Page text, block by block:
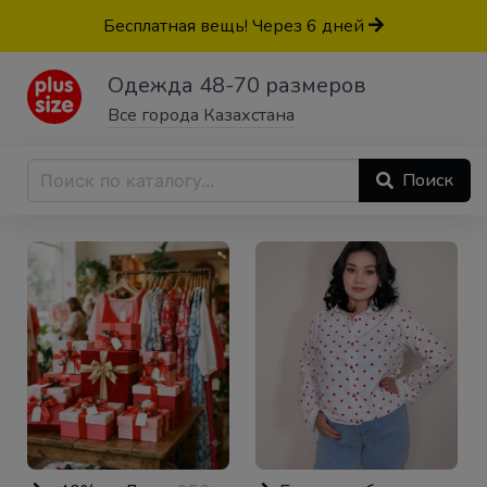
Бесплатная вещь! Через 6 дней
Одежда 48-70 размеров
Все города Казахстана
Поиск